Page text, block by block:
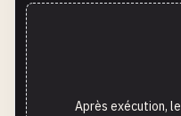
Après exécution,